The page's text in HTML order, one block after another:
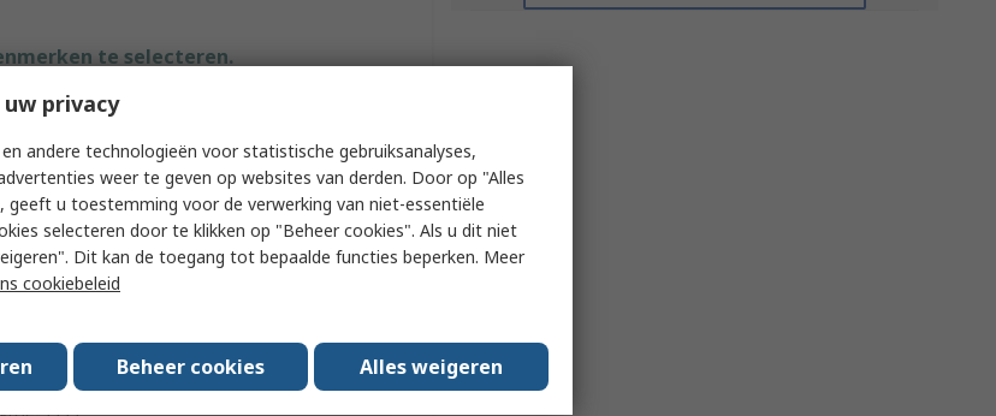
te selecteren.
Rex
Development Tool
Board
privacy
andere technologieën voor statistische gebruiksanalyses,
weer te geven op websites van derden. Door op "Alles
geeft u toestemming voor de verwerking van niet-essentiële
selecteren door te klikken op "Beheer cookies". Als u dit niet
Dit kan de toegang tot bepaalde functies beperken. Meer
cookiebeleid
Beheer cookies Alles weigeren